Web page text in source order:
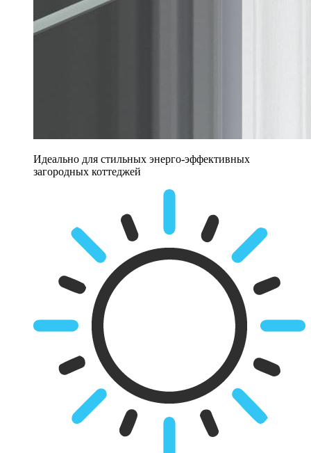
Идеально для стильных энерго-эффективных
загородных коттеджей